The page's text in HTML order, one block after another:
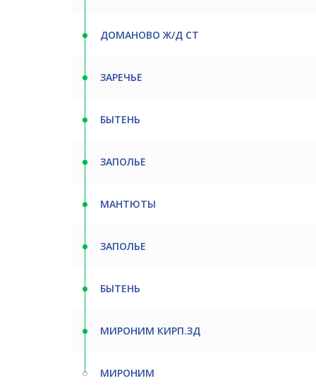
ДОМАНОВО Ж/Д СТ
ЗАРЕЧЬЕ
БЫТЕНЬ
ЗАПОЛЬЕ
МАНТЮТЫ
ЗАПОЛЬЕ
БЫТЕНЬ
МИРОНИМ КИРП.ЗД
МИРОНИМ